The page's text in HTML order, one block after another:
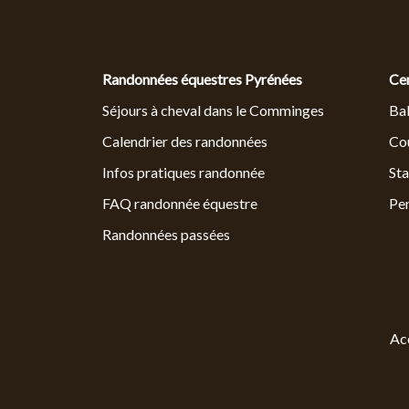
Randonnées équestres Pyrénées
Séjours à cheval dans le Comminges
Calendrier des randonnées
Infos pratiques randonnée
FAQ randonnée équestre
Randonnées passées